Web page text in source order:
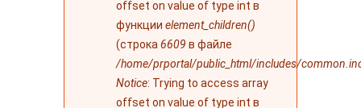
offset on value of type int в
функции element_children()
(строка 6609 в файле
/home/prportal/public_html/includes/
Notice: Trying to access array
offset on value of type int в